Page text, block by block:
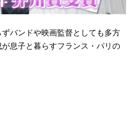
バンドや映画監督としても多方
息子と暮らすフランス・パリの